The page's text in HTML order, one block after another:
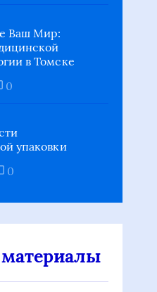
Ваш Мир:
в Томске
0
упаковки
0